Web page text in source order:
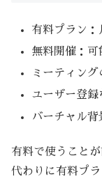
有料プラン：
無料開催：可
ミーティン
ユーザー登録
バーチャル背
有料で使うこと
代わりに有料プラ